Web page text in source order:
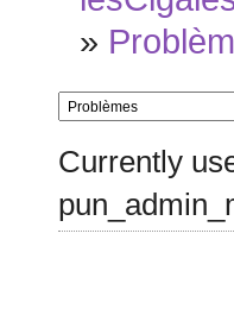
»
Currently